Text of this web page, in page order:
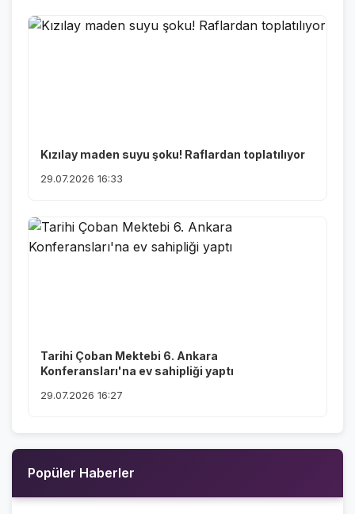
Kızılay maden suyu şoku! Raflardan toplatılıyor
29.07.2026 16:33
Tarihi Çoban Mektebi 6. Ankara
Konferansları'na ev sahipliği yaptı
29.07.2026 16:27
Popüler Haberler